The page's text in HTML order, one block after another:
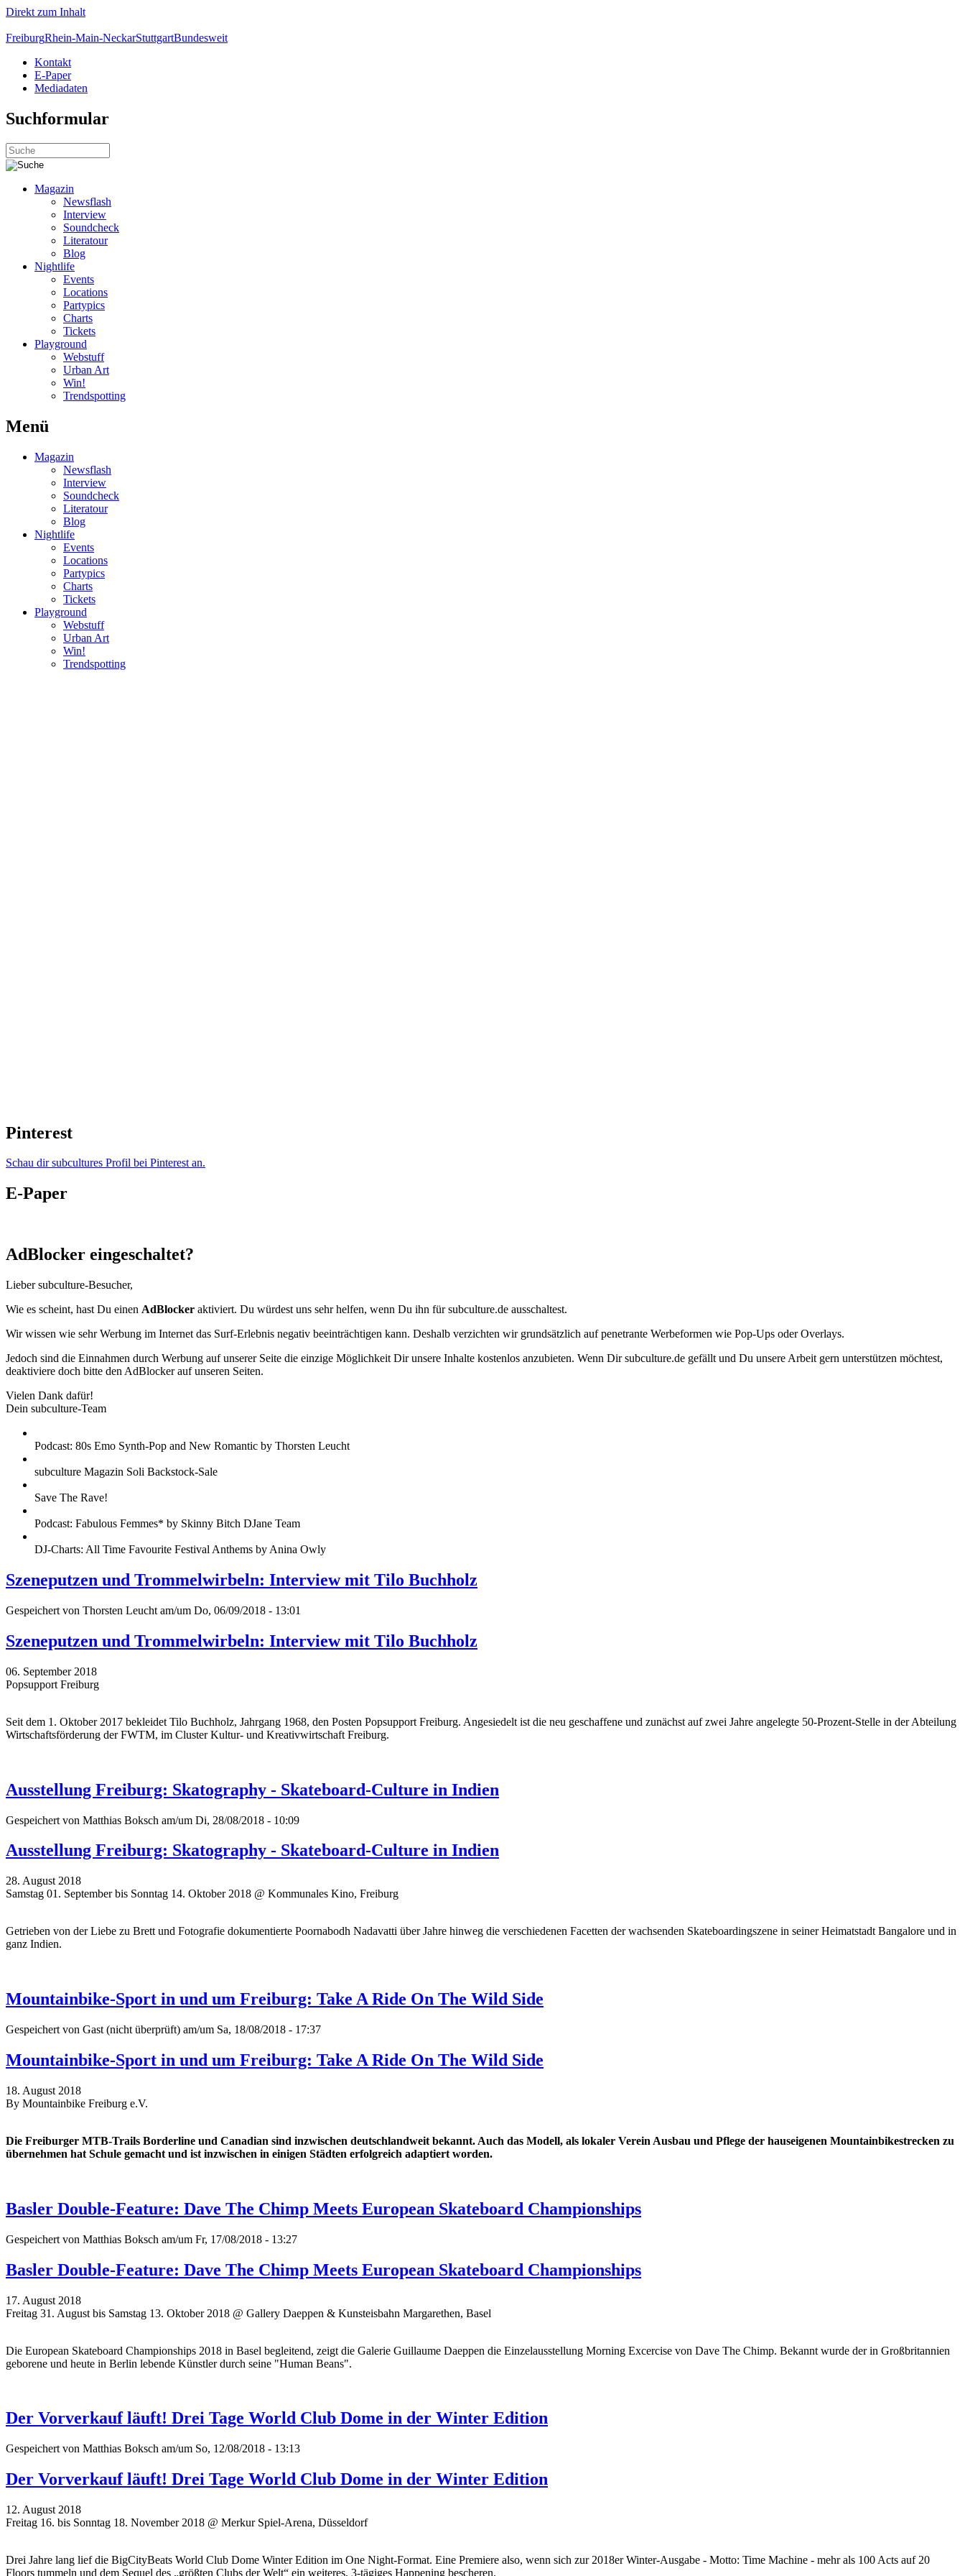
Direkt zum Inhalt
FreiburgRhein-Main-NeckarStuttgartBundesweit
Kontakt
E-Paper
Mediadaten
Suchformular
Magazin
Newsflash
Interview
Soundcheck
Literatour
Blog
Nightlife
Events
Locations
Partypics
Charts
Tickets
Playground
Webstuff
Urban Art
Win!
Trendspotting
Menü
Magazin
Newsflash
Interview
Soundcheck
Literatour
Blog
Nightlife
Events
Locations
Partypics
Charts
Tickets
Playground
Webstuff
Urban Art
Win!
Trendspotting
Pinterest
Schau dir subcultures Profil bei Pinterest an.
E-Paper
AdBlocker eingeschaltet?
Lieber subculture-Besucher,
Wie es scheint, hast Du einen AdBlocker aktiviert. Du würdest uns sehr helfen, wenn Du ihn für subculture.de ausschaltest.
Wir wissen wie sehr Werbung im Internet das Surf-Erlebnis negativ beeinträchtigen kann. Deshalb verzichten wir grundsätzlich auf penetrante Werbeformen wie Pop-Ups oder Overlays.
Jedoch sind die Einnahmen durch Werbung auf unserer Seite die einzige Möglichkeit Dir unsere Inhalte kostenlos anzubieten. Wenn Dir subculture.de gefällt und Du unsere Arbeit gern unterstützen möchtest,
deaktiviere doch bitte den AdBlocker auf unseren Seiten.
Vielen Dank dafür!
Dein subculture-Team
Podcast: 80s Emo Synth-Pop and New Romantic by Thorsten Leucht
subculture Magazin Soli Backstock-Sale
Save The Rave!
Podcast: Fabulous Femmes* by Skinny Bitch DJane Team
DJ-Charts: All Time Favourite Festival Anthems by Anina Owly
Szeneputzen und Trommelwirbeln: Interview mit Tilo Buchholz
Gespeichert von Thorsten Leucht am/um Do, 06/09/2018 - 13:01
Szeneputzen und Trommelwirbeln: Interview mit Tilo Buchholz
06. September 2018
Popsupport Freiburg
Seit dem 1. Oktober 2017 bekleidet Tilo Buchholz, Jahrgang 1968, den Posten Popsupport Freiburg. Angesiedelt ist die neu geschaffene und zunächst auf zwei Jahre angelegte 50-Prozent-Stelle in der Abteilung
Wirtschaftsförderung der FWTM, im Cluster Kultur- und Kreativwirtschaft Freiburg.
Ausstellung Freiburg: Skatography - Skateboard-Culture in Indien
Gespeichert von Matthias Boksch am/um Di, 28/08/2018 - 10:09
Ausstellung Freiburg: Skatography - Skateboard-Culture in Indien
28. August 2018
Samstag 01. September bis Sonntag 14. Oktober 2018 @ Kommunales Kino, Freiburg
Getrieben von der Liebe zu Brett und Fotografie dokumentierte Poornabodh Nadavatti über Jahre hinweg die verschiedenen Facetten der wachsenden Skateboardingszene in seiner Heimatstadt Bangalore und in
ganz Indien.
Mountainbike-Sport in und um Freiburg: Take A Ride On The Wild Side
Gespeichert von Gast (nicht überprüft) am/um Sa, 18/08/2018 - 17:37
Mountainbike-Sport in und um Freiburg: Take A Ride On The Wild Side
18. August 2018
By Mountainbike Freiburg e.V.
Die Freiburger MTB-Trails Borderline und Canadian sind inzwischen deutschlandweit bekannt. Auch das Modell, als lokaler Verein Ausbau und Pflege der hauseigenen Mountainbikestrecken zu
übernehmen hat Schule gemacht und ist inzwischen in einigen Städten erfolgreich adaptiert worden.
Basler Double-Feature: Dave The Chimp Meets European Skateboard Championships
Gespeichert von Matthias Boksch am/um Fr, 17/08/2018 - 13:27
Basler Double-Feature: Dave The Chimp Meets European Skateboard Championships
17. August 2018
Freitag 31. August bis Samstag 13. Oktober 2018 @ Gallery Daeppen & Kunsteisbahn Margarethen, Basel
Die European Skateboard Championships 2018 in Basel begleitend, zeigt die Galerie Guillaume Daeppen die Einzelausstellung Morning Excercise von Dave The Chimp. Bekannt wurde der in Großbritannien
geborene und heute in Berlin lebende Künstler durch seine "Human Beans".
Der Vorverkauf läuft! Drei Tage World Club Dome in der Winter Edition
Gespeichert von Matthias Boksch am/um So, 12/08/2018 - 13:13
Der Vorverkauf läuft! Drei Tage World Club Dome in der Winter Edition
12. August 2018
Freitag 16. bis Sonntag 18. November 2018 @ Merkur Spiel-Arena, Düsseldorf
Drei Jahre lang lief die BigCityBeats World Club Dome Winter Edition im One Night-Format. Eine Premiere also, wenn sich zur 2018er Winter-Ausgabe - Motto: Time Machine - mehr als 100 Acts auf 20
Floors tummeln und dem Sequel des „größten Clubs der Welt“ ein weiteres, 3-tägiges Happening bescheren.